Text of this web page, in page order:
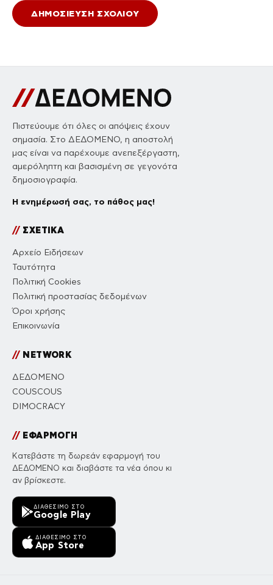
Πιστεύουμε ότι όλες οι απόψεις έχουν
σημασία. Στο ΔΕΔΟΜΕΝΟ, η αποστολή
μας είναι να παρέχουμε ανεπεξέργαστη,
αμερόληπτη και βασισμένη σε γεγονότα
δημοσιογραφία.
Η ενημέρωσή σας, το πάθος μας!
//ΣΧΕΤΙΚΑ
Αρχείο Ειδήσεων
Ταυτότητα
Πολιτική Cookies
Πολιτική προστασίας δεδομένων
Όροι χρήσης
Επικοινωνία
//NETWORK
ΔΕΔΟΜΕΝΟ
COUSCOUS
DIMOCRACY
//ΕΦΑΡΜΟΓΗ
Κατεβάστε τη δωρεάν εφαρμογή του
ΔΕΔΟΜΕΝΟ και διαβάστε τα νέα όπου κι
αν βρίσκεστε.
ΔΙΑΘΈΣΙΜΟ ΣΤΟ
Google Play
ΔΙΑΘΈΣΙΜΟ ΣΤΟ
App Store